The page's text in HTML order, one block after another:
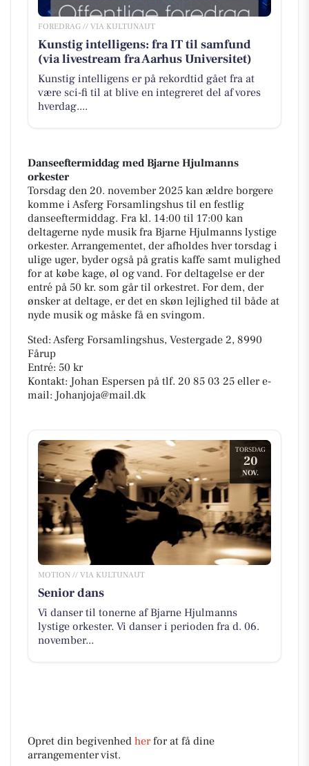
FOREDRAG // VIA KULTUNAUT
Kunstig intelligens: fra IT til samfund
(via livestream fra Aarhus Universitet)
Kunstig intelligens er på rekordtid gået fra at
være sci-fi til at blive en integreret del af vores
hverdag....
Danseeftermiddag med Bjarne Hjulmanns
orkester
Torsdag den 20. november 2025 kan ældre borgere
komme i Asferg Forsamlingshus til en festlig
danseeftermiddag. Fra kl. 14:00 til 17:00 kan
deltagerne nyde musik fra Bjarne Hjulmanns lystige
orkester. Arrangementet, der afholdes hver torsdag i
ulige uger, byder også på gratis kaffe samt mulighed
for at købe kage, øl og vand. For deltagelse er der
entré på 50 kr. som går til orkestret. For dem, der
ønsker at deltage, er det en skøn lejlighed til både at
nyde musik og måske få en svingom.
Sted: Asferg Forsamlingshus, Vestergade 2, 8990
Fårup
Entré: 50 kr
Kontakt: Johan Espersen på tlf. 20 85 03 25 eller e-
mail: Johanjoja@mail.dk
TORSDAG
20
NOV.
MOTION // VIA KULTUNAUT
Senior dans
Vi danser til tonerne af Bjarne Hjulmanns
lystige orkester. Vi danser i perioden fra d. 06.
november...
Opret din begivenhed herfor at få dine
arrangementer vist.